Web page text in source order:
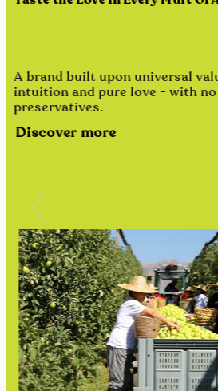
A brand built upon universal
intuition and pure love - with no
preservatives.
Discover more